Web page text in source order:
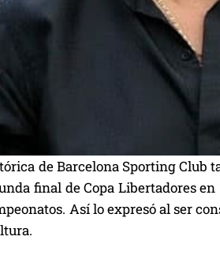
de Barcelona Sporting Club
final de Copa Libertadores
Así lo expresó al ser